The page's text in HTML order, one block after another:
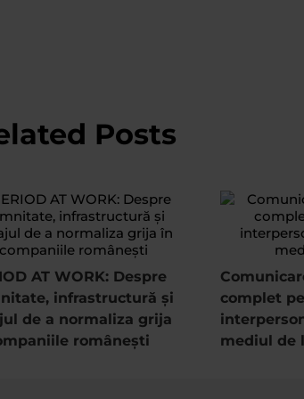
Posts
AT WORK: Despre
infrastructură și
de a normaliza grija
românești
complet
mediul de